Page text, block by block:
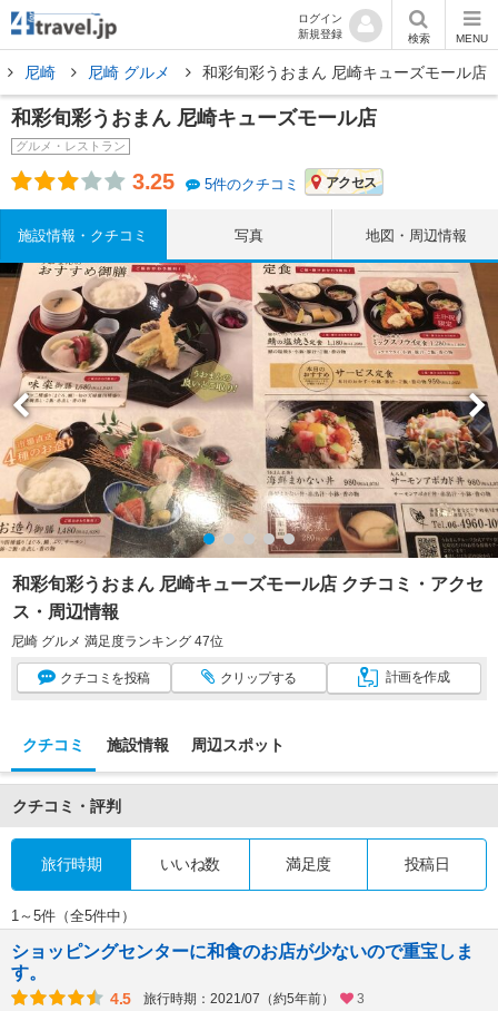
ログイン
新規登録
検索 MENU
尼崎 尼崎 グルメ 和彩旬彩うおまん 尼崎キューズモール店
和彩旬彩うおまん 尼崎キューズモール店
グルメ・レストラン
3.25 5件のクチコミ アクセス
施設情報・クチコミ 写真 地図・周辺情報
和彩旬彩うおまん 尼崎キューズモール店 クチコミ・アクセ
ス・周辺情報
尼崎 グルメ 満足度ランキング 47位
クチコミ を投稿 クリップする 計画を作成
クチコミ 施設情報 周辺スポット
クチコミ・評判
旅行時期 いいね数 満足度 投稿日
1～5件（全5件中）
ショッピングセンターに和食のお店が少ないので重宝しま
す。
4.5 旅行時期：2021/07（約5年前）
3